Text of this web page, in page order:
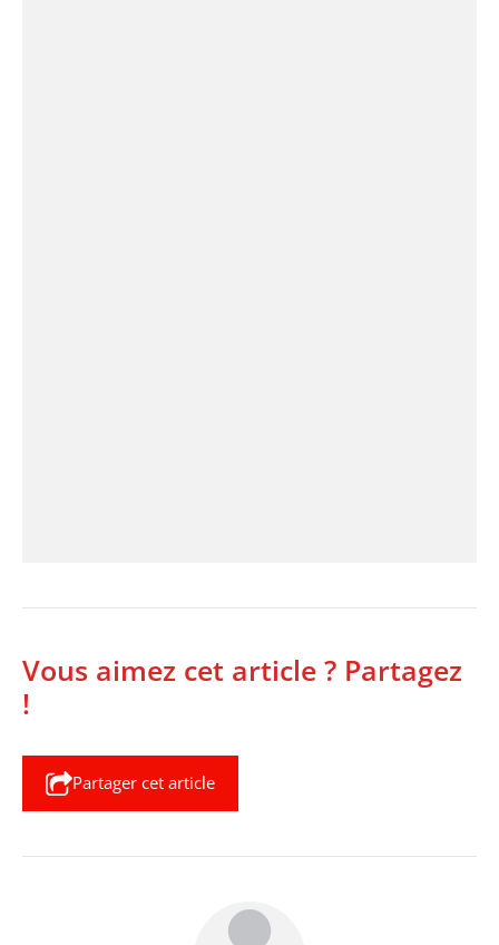
Vous aimez cet article ? Partagez
!
Partager cet article